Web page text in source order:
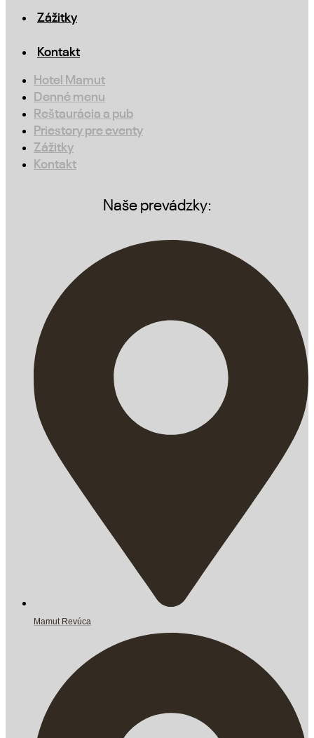
Zážitky
Kontakt
Hotel Mamut
Denné menu
Reštaurácia a pub
Priestory pre eventy
Zážitky
Kontakt
Naše prevádzky:
Mamut Revúca